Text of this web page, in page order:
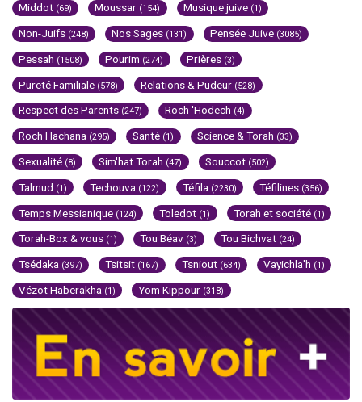
Middot (69) Moussar (154) Musique juive (1)
Non-Juifs (248) Nos Sages (131) Pensée Juive (3085)
Pessah (1508) Pourim (274) Prières (3)
Pureté Familiale (578) Relations & Pudeur (528)
Respect des Parents (247) Roch 'Hodech (4)
Roch Hachana (295) Santé (1) Science & Torah (33)
Sexualité (8) Sim'hat Torah (47) Souccot (502)
Talmud (1) Techouva (122) Téfila (2230) Téfilines (356)
Temps Messianique (124) Toledot (1) Torah et société (1)
Torah-Box & vous (1) Tou Béav (3) Tou Bichvat (24)
Tsédaka (397) Tsitsit (167) Tsniout (634) Vayichla'h (1)
Vézot Haberakha (1) Yom Kippour (318)